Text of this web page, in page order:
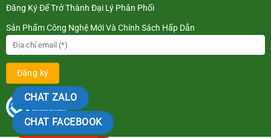
Đăng Ký Để Trở Thành Đại Lý Phân Phối
Sản Phẩm Công Nghệ Mới Và Chính Sách Hấp Dẫn
CHAT ZALO
CHAT FACEBOOK